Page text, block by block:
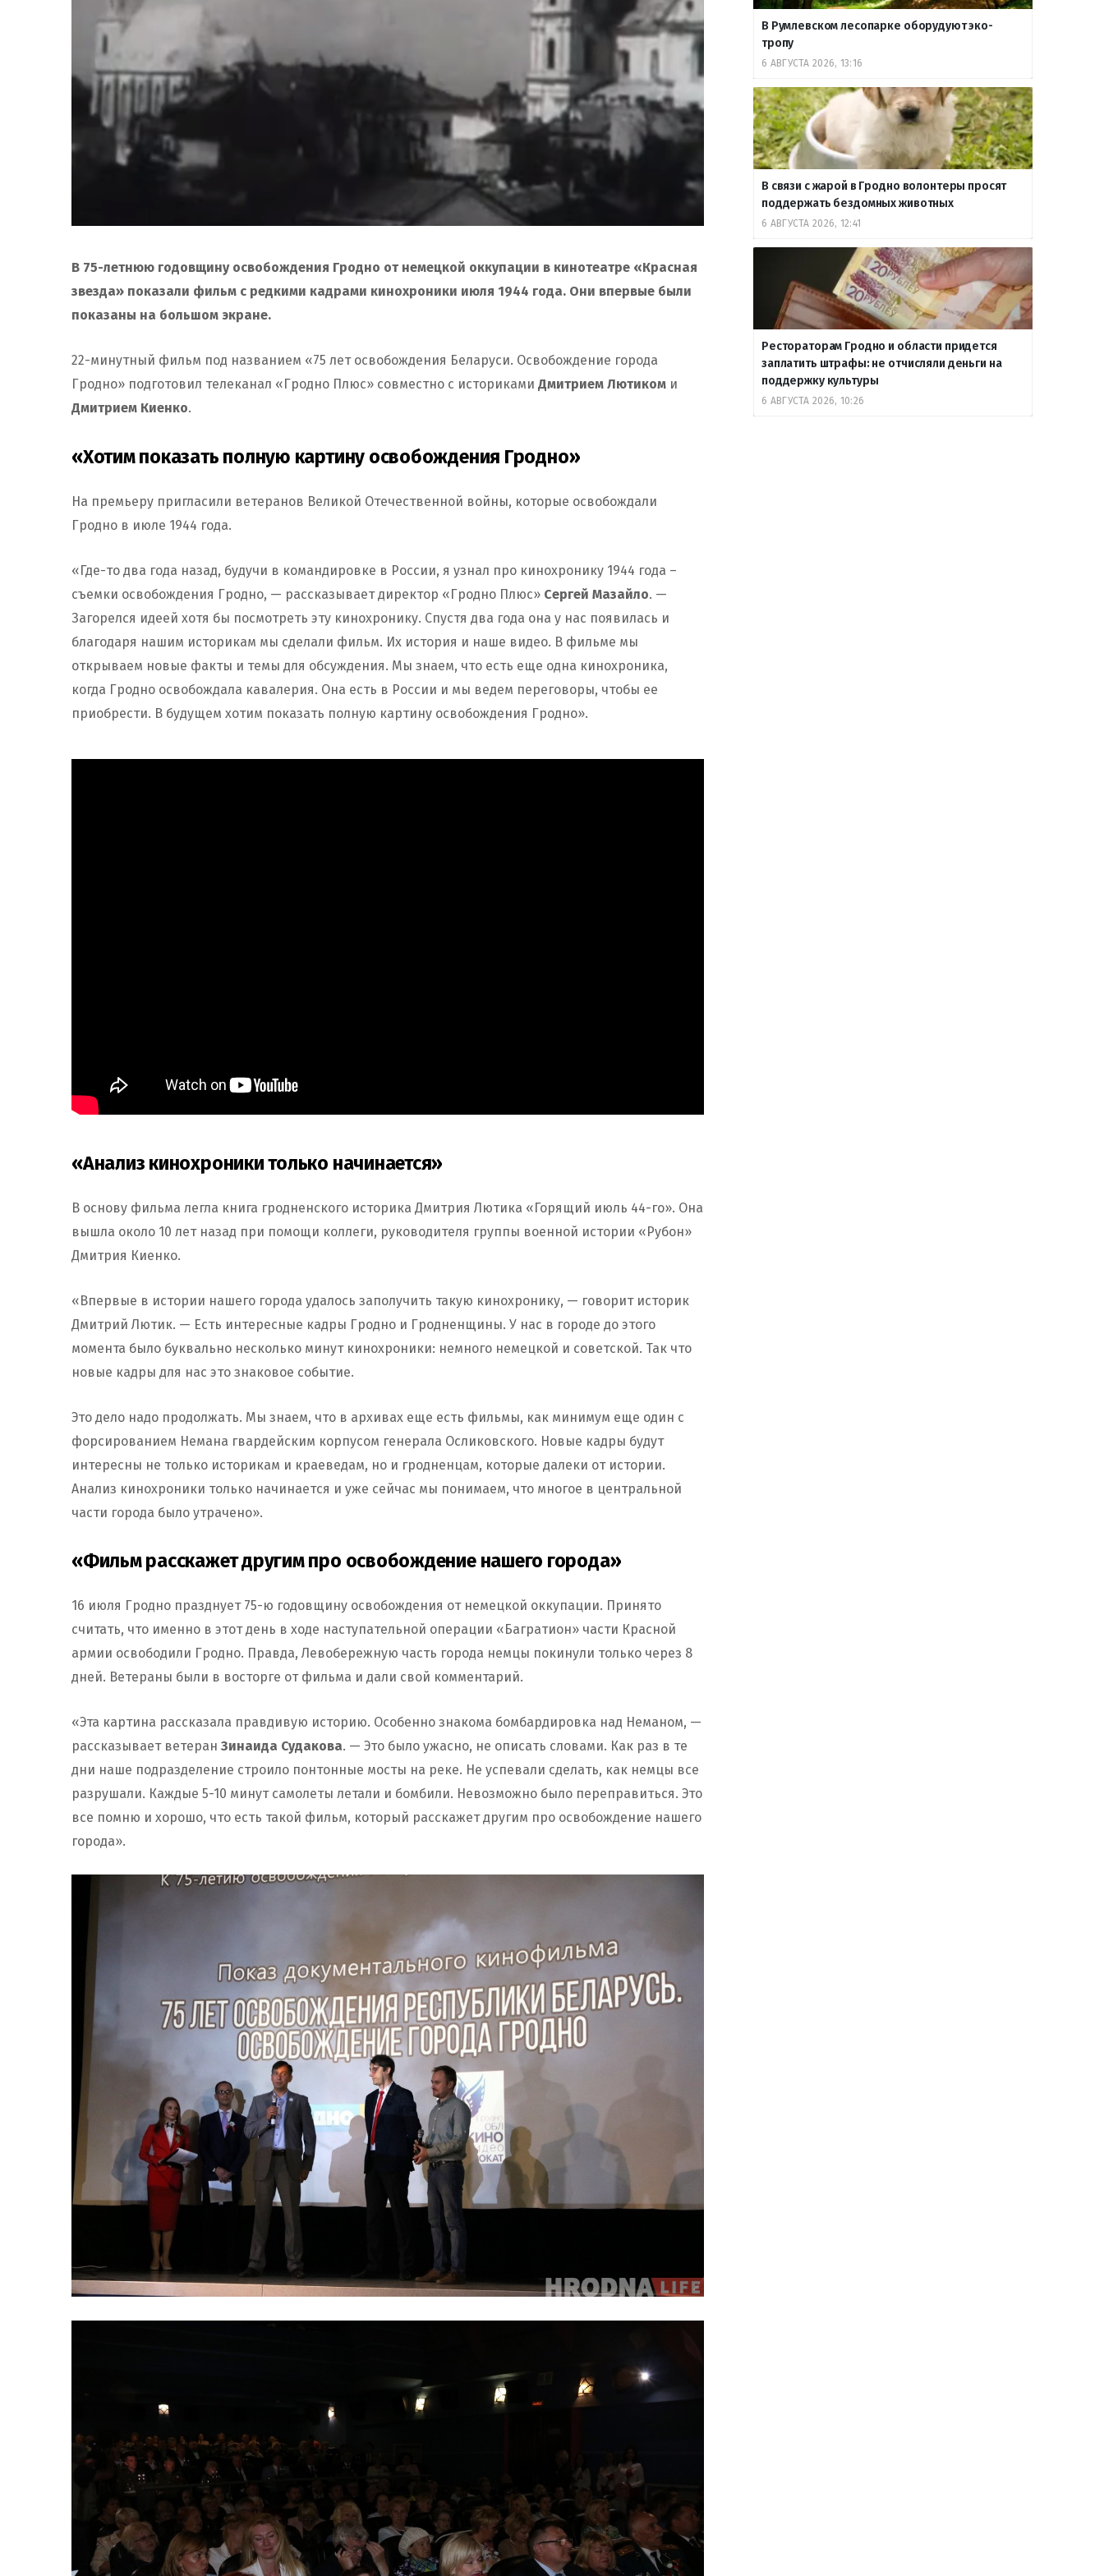
В 75-летнюю годовщину освобождения Гродно от немецкой оккупации в кинотеатре «Красная
звезда» показали фильм с редкими кадрами кинохроники июля 1944 года. Они впервые были
показаны на большом экране.
22-минутный фильм под названием «75 лет освобождения Беларуси. Освобождение города
Гродно» подготовил телеканал «Гродно Плюс» совместно с историками Дмитрием Лютиком и
Дмитрием Киенко.
«Хотим показать полную картину освобождения Гродно»
На премьеру пригласили ветеранов Великой Отечественной войны, которые освобождали
Гродно в июле 1944 года.
«Где-то два года назад, будучи в командировке в России, я узнал про кинохронику 1944 года –
съемки освобождения Гродно, — рассказывает директор «Гродно Плюс» Сергей Мазайло. —
Загорелся идеей хотя бы посмотреть эту кинохронику. Спустя два года она у нас появилась и
благодаря нашим историкам мы сделали фильм. Их история и наше видео. В фильме мы
открываем новые факты и темы для обсуждения. Мы знаем, что есть еще одна кинохроника,
когда Гродно освобождала кавалерия. Она есть в России и мы ведем переговоры, чтобы ее
приобрести. В будущем хотим показать полную картину освобождения Гродно».
«Анализ кинохроники только начинается»
В основу фильма легла книга гродненского историка Дмитрия Лютика «Горящий июль 44-го». Она
вышла около 10 лет назад при помощи коллеги, руководителя группы военной истории «Рубон»
Дмитрия Киенко.
«Впервые в истории нашего города удалось заполучить такую кинохронику, — говорит историк
Дмитрий Лютик. — Есть интересные кадры Гродно и Гродненщины. У нас в городе до этого
момента было буквально несколько минут кинохроники: немного немецкой и советской. Так что
новые кадры для нас это знаковое событие.
Это дело надо продолжать. Мы знаем, что в архивах еще есть фильмы, как минимум еще один с
форсированием Немана гвардейским корпусом генерала Осликовского. Новые кадры будут
интересны не только историкам и краеведам, но и гродненцам, которые далеки от истории.
Анализ кинохроники только начинается и уже сейчас мы понимаем, что многое в центральной
части города было утрачено».
«Фильм расскажет другим про освобождение нашего города»
16 июля Гродно празднует 75-ю годовщину освобождения от немецкой оккупации. Принято
считать, что именно в этот день в ходе наступательной операции «Багратион» части Красной
армии освободили Гродно. Правда, Левобережную часть города немцы покинули только через 8
дней. Ветераны были в восторге от фильма и дали свой комментарий.
«Эта картина рассказала правдивую историю. Особенно знакома бомбардировка над Неманом, —
рассказывает ветеран Зинаида Судакова. — Это было ужасно, не описать словами. Как раз в те
дни наше подразделение строило понтонные мосты на реке. Не успевали сделать, как немцы все
разрушали. Каждые 5-10 минут самолеты летали и бомбили. Невозможно было переправиться. Это
все помню и хорошо, что есть такой фильм, который расскажет другим про освобождение нашего
города».
В Румлевском лесопарке оборудуют эко-
тропу
6 АВГУСТА 2026, 13:16
В связи с жарой в Гродно волонтеры просят
поддержать бездомных животных
6 АВГУСТА 2026, 12:41
Рестораторам Гродно и области придется
заплатить штрафы: не отчисляли деньги на
поддержку культуры
6 АВГУСТА 2026, 10:26